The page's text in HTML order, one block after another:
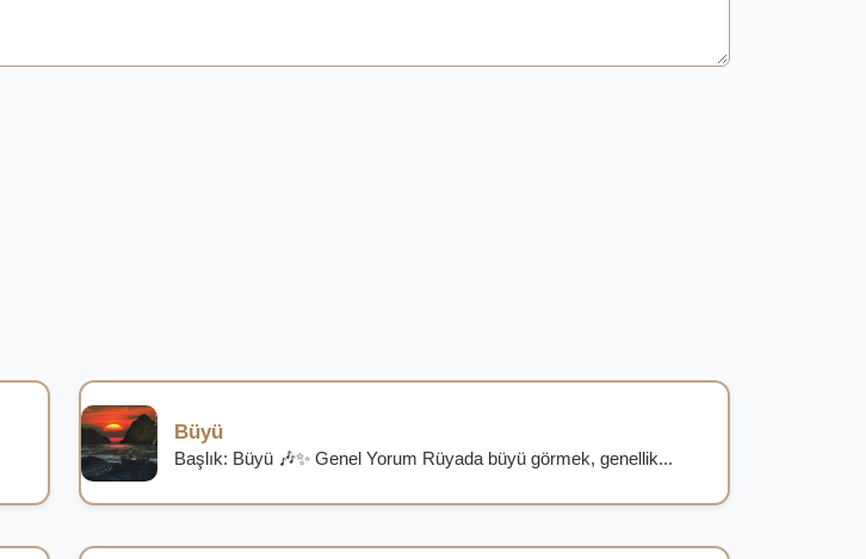
Büyü
Başlık: Büyü 🎶✨ Genel Yorum Rüyada büyü görmek, genellik...